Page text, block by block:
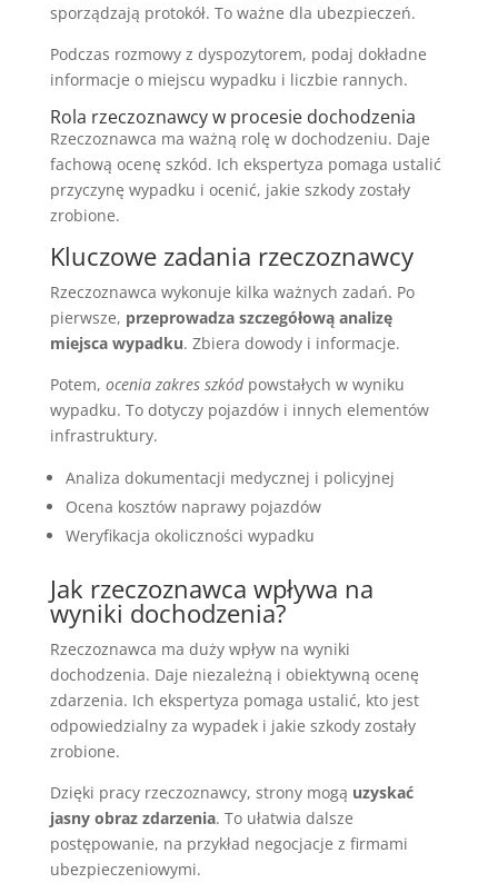
sporządzają protokół. To ważne dla ubezpieczeń.
Podczas rozmowy z dyspozytorem, podaj dokładne
informacje o miejscu wypadku i liczbie rannych.
Rola rzeczoznawcy w procesie dochodzenia
Rzeczoznawca ma ważną rolę w dochodzeniu. Daje
fachową ocenę szkód. Ich ekspertyza pomaga ustalić
przyczynę wypadku i ocenić, jakie szkody zostały
zrobione.
Kluczowe zadania rzeczoznawcy
Rzeczoznawca wykonuje kilka ważnych zadań. Po
pierwsze, przeprowadza szczegółową analizę
miejsca wypadku. Zbiera dowody i informacje.
Potem, ocenia zakres szkódpowstałych w wyniku
wypadku. To dotyczy pojazdów i innych elementów
infrastruktury.
Analiza dokumentacji medycznej i policyjnej
Ocena kosztów naprawy pojazdów
Weryfikacja okoliczności wypadku
Jak rzeczoznawca wpływa na
wyniki dochodzenia?
Rzeczoznawca ma duży wpływ na wyniki
dochodzenia. Daje niezależną i obiektywną ocenę
zdarzenia. Ich ekspertyza pomaga ustalić, kto jest
odpowiedzialny za wypadek i jakie szkody zostały
zrobione.
Dzięki pracy rzeczoznawcy, strony mogą uzyskać
jasny obraz zdarzenia. To ułatwia dalsze
postępowanie, na przykład negocjacje z firmami
ubezpieczeniowymi.